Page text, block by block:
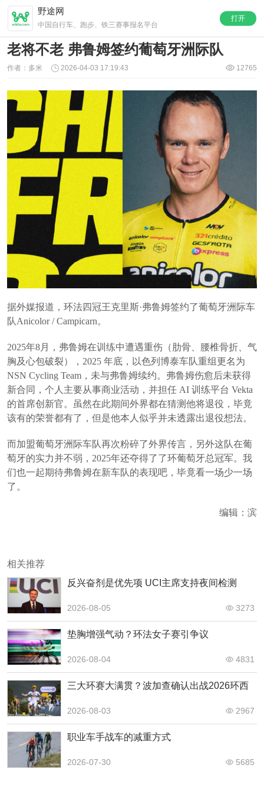
打开
野途网
中国自行车、跑步、铁三赛事报名平台
老将不老 弗鲁姆签约葡萄牙洲际队
作者：多米 2026-04-03 17:19:43 12765
据外媒报道，环法四冠王克里斯·弗鲁姆签约了葡萄牙洲际车
队Anicolor / Campicarn。
2025年8月，弗鲁姆在训练中遭遇重伤（肋骨、腰椎骨折、气
胸及心包破裂），2025 年底，以色列博泰车队重组更名为
NSN Cycling Team，未与弗鲁姆续约。弗鲁姆伤愈后未获得
新合同，个人主要从事商业活动，并担任 AI 训练平台 Vekta
的首席创新官。虽然在此期间外界都在猜测他将退役，毕竟
该有的荣誉都有了，但是他本人似乎并未透露出退役想法。
而加盟葡萄牙洲际车队再次粉碎了外界传言，另外这队在葡
萄牙的实力并不弱，2025年还夺得了了环葡萄牙总冠军。我
们也一起期待弗鲁姆在新车队的表现吧，毕竟看一场少一场
了。
编辑：滨
相关推荐
反兴奋剂是优先项 UCI主席支持夜间检测
2026-08-05 3273
垫胸增强气动？环法女子赛引争议
2026-08-04 4831
三大环赛大满贯？波加查确认出战2026环西
2026-08-03 2967
职业车手战车的减重方式
2026-07-30 5685